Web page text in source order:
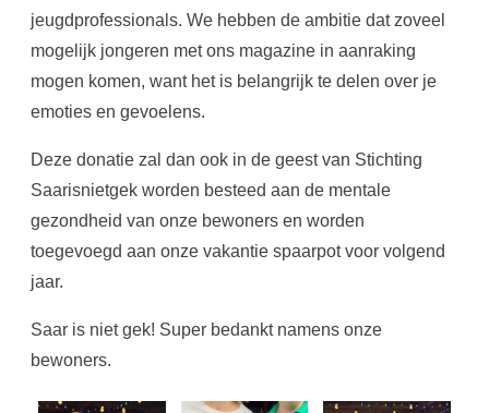
jeugdprofessionals. We hebben de ambitie dat zoveel
mogelijk jongeren met ons magazine in aanraking
mogen komen, want het is belangrijk te delen over je
emoties en gevoelens.
Deze donatie zal dan ook in de geest van Stichting
Saarisnietgek worden besteed aan de mentale
gezondheid van onze bewoners en worden
toegevoegd aan onze vakantie spaarpot voor volgend
jaar.
Saar is niet gek! Super bedankt namens onze
bewoners.